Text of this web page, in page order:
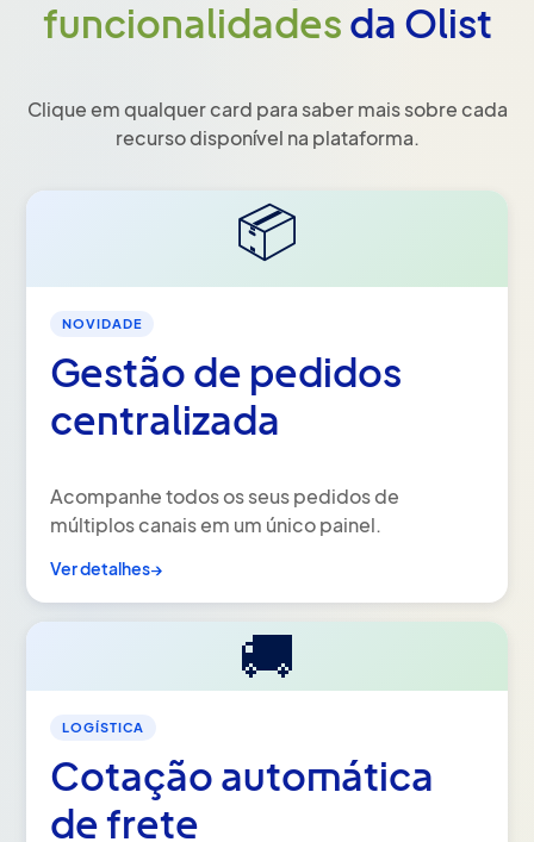
funcionalidades da Olist
Clique em qualquer card para saber mais sobre cada
recurso disponível na plataforma.
📦
NOVIDADE
Gestão de pedidos
centralizada
Acompanhe todos os seus pedidos de
múltiplos canais em um único painel.
Ver detalhes→
🚚
LOGÍSTICA
Cotação automática
de frete